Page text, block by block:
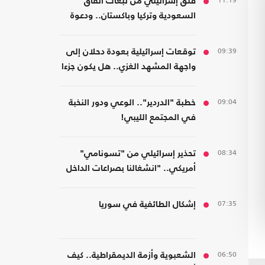
السعودية وتركيا وباكستان.. ودعوة
09:39
توقعات إسرائيلية بعودة دحلان إلى
واجهة المشهد الغزي.. هل يكون جزءا
09:04
خطبة "الدردير".. الوعي ودور النخبة
في المجتمع الليبي!
08:34
تحذير إسرائيلي من "تسونامي"
أمريكي.. "انشغالنا بصراعات الداخل
07:35 إشكال الطائفية في سوريا
06:50 الشعبوية وأزمة الديمقراطية.. كيف